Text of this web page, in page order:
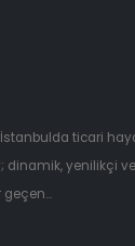
İstanbulda ticari
dinamik, yenilikçi